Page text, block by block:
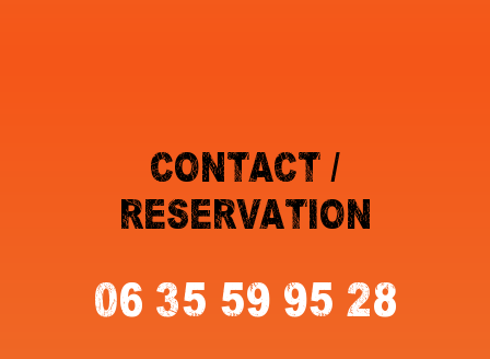
CONTACT /
RESERVATION
06 35 59 95 28